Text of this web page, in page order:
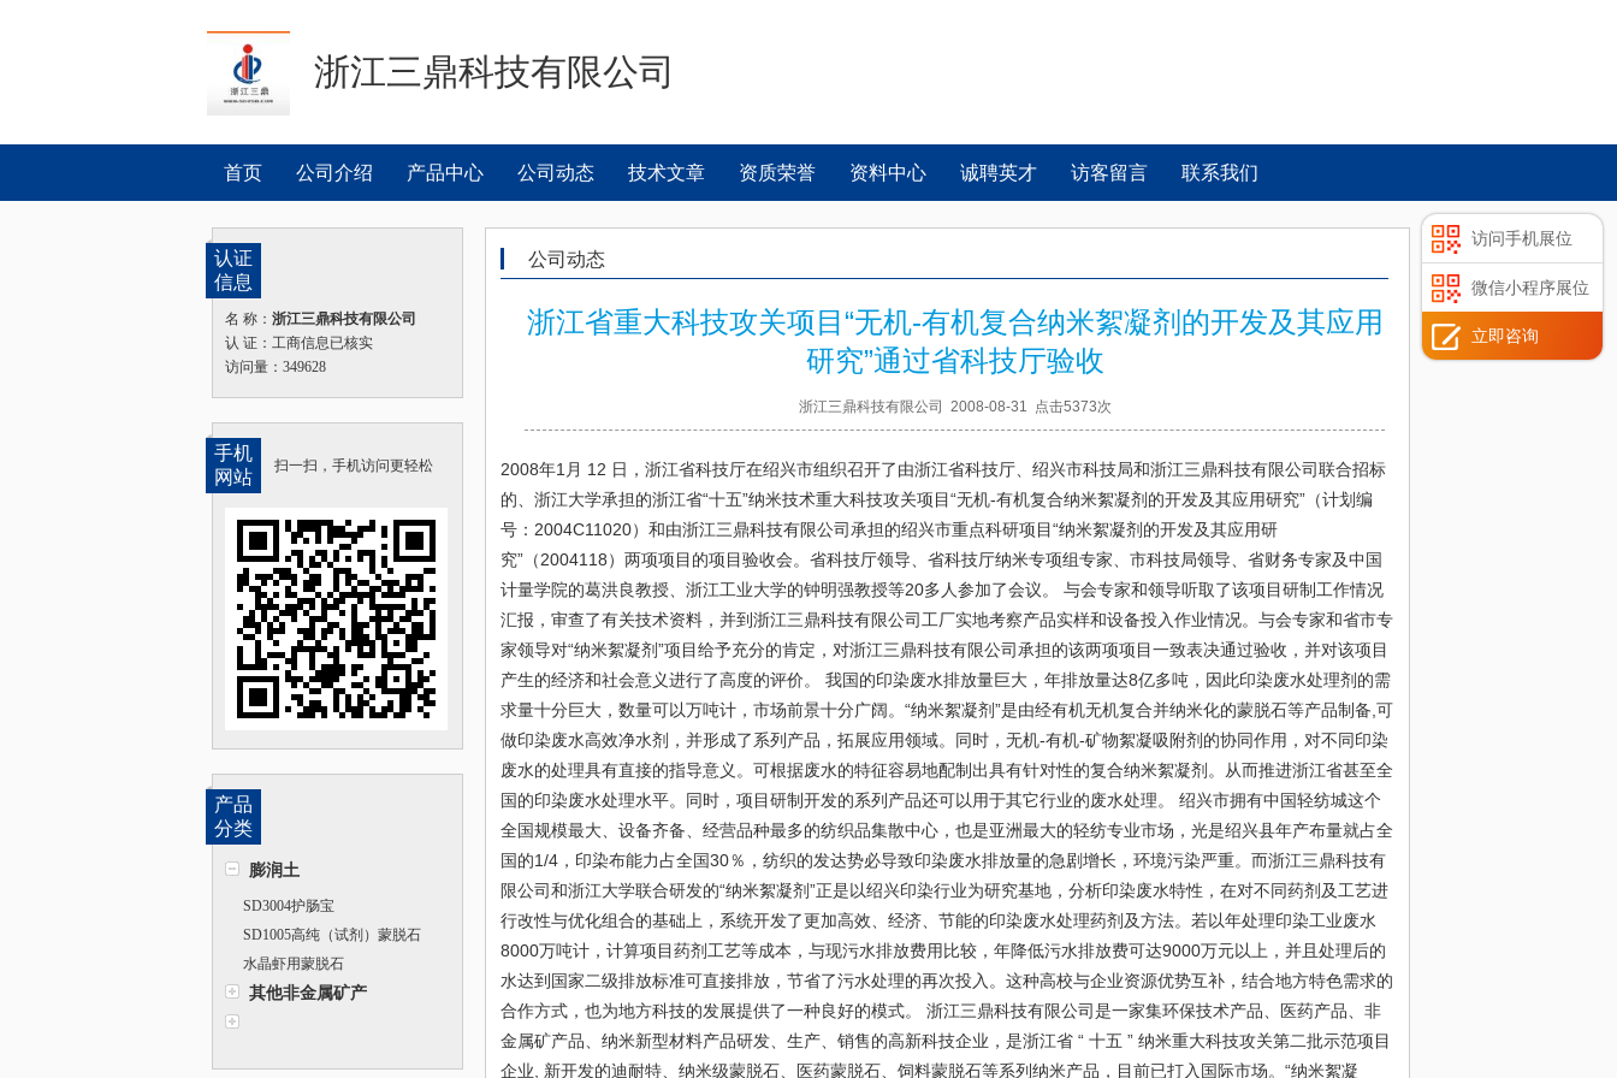
浙江三鼎科技有限公司
首页 公司介绍 产品中心 公司动态 技术文章 资质荣誉 资料中心 诚聘英才 访客留言 联系我们
访问手机展位
微信小程序展位
立即咨询
认证
信息
名 称： 浙江三鼎科技有限公司
认 证：工商信息已核实
访问量：349628
手机
网站
扫一扫，手机访问更轻松
产品
分类
膨润土
SD3004护肠宝
SD1005高纯（试剂）蒙脱石
水晶虾用蒙脱石
其他非金属矿产
公司动态
浙江省重大科技攻关项目“无机-有机复合纳米絮凝剂的开发及其应用
研究”通过省科技厅验收
浙江三鼎科技有限公司 2008-08-31 点击5373次
2008年1月 12 日，浙江省科技厅在绍兴市组织召开了由浙江省科技厅、绍兴市科技局和浙江三鼎科技有限公司联合招标
的、浙江大学承担的浙江省“十五”纳米技术重大科技攻关项目“无机-有机复合纳米絮凝剂的开发及其应用研究”（计划编
号：2004C11020）和由浙江三鼎科技有限公司承担的绍兴市重点科研项目“纳米絮凝剂的开发及其应用研
究”（2004118）两项项目的项目验收会。省科技厅领导、省科技厅纳米专项组专家、市科技局领导、省财务专家及中国
计量学院的葛洪良教授、浙江工业大学的钟明强教授等20多人参加了会议。 与会专家和领导听取了该项目研制工作情况
汇报，审查了有关技术资料，并到浙江三鼎科技有限公司工厂实地考察产品实样和设备投入作业情况。与会专家和省市专
家领导对“纳米絮凝剂”项目给予充分的肯定，对浙江三鼎科技有限公司承担的该两项项目一致表决通过验收，并对该项目
产生的经济和社会意义进行了高度的评价。 我国的印染废水排放量巨大，年排放量达8亿多吨，因此印染废水处理剂的需
求量十分巨大，数量可以万吨计，市场前景十分广阔。“纳米絮凝剂”是由经有机无机复合并纳米化的蒙脱石等产品制备,可
做印染废水高效净水剂，并形成了系列产品，拓展应用领域。同时，无机-有机-矿物絮凝吸附剂的协同作用，对不同印染
废水的处理具有直接的指导意义。可根据废水的特征容易地配制出具有针对性的复合纳米絮凝剂。从而推进浙江省甚至全
国的印染废水处理水平。同时，项目研制开发的系列产品还可以用于其它行业的废水处理。 绍兴市拥有中国轻纺城这个
全国规模最大、设备齐备、经营品种最多的纺织品集散中心，也是亚洲最大的轻纺专业市场，光是绍兴县年产布量就占全
国的1/4，印染布能力占全国30％，纺织的发达势必导致印染废水排放量的急剧增长，环境污染严重。而浙江三鼎科技有
限公司和浙江大学联合研发的“纳米絮凝剂”正是以绍兴印染行业为研究基地，分析印染废水特性，在对不同药剂及工艺进
行改性与优化组合的基础上，系统开发了更加高效、经济、节能的印染废水处理药剂及方法。若以年处理印染工业废水
8000万吨计，计算项目药剂工艺等成本，与现污水排放费用比较，年降低污水排放费可达9000万元以上，并且处理后的
水达到国家二级排放标准可直接排放，节省了污水处理的再次投入。这种高校与企业资源优势互补，结合地方特色需求的
合作方式，也为地方科技的发展提供了一种良好的模式。 浙江三鼎科技有限公司是一家集环保技术产品、医药产品、非
金属矿产品、纳米新型材料产品研发、生产、销售的高新科技企业，是浙江省 “ 十五 ” 纳米重大科技攻关第二批示范项目
企业, 新开发的迪耐特、纳米级蒙脱石、医药蒙脱石、饲料蒙脱石等系列纳米产品，目前已打入国际市场。“纳米絮凝